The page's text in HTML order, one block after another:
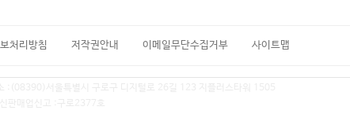
처리방침 저작권안내 이메일무단수집거부 사이트맵